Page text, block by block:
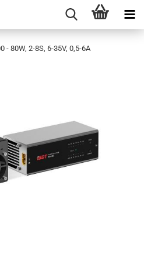
- 80W, 2-8S, 6-35V, 0,5-6A